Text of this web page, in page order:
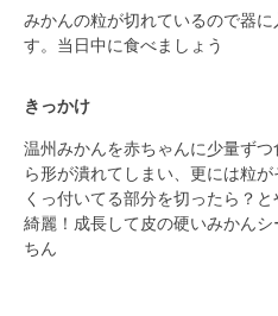
みかんの粒が切れているので器
す。当日中に食べましょう
きっかけ
温州みかんを赤ちゃんに少量ず
ら形が潰れてしまい、更には粒
くっ付いてる部分を切ったら？
綺麗！成長して皮の硬いみかん
ちん